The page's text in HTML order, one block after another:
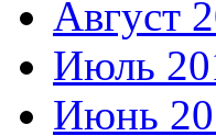
Август
Июль
Июнь